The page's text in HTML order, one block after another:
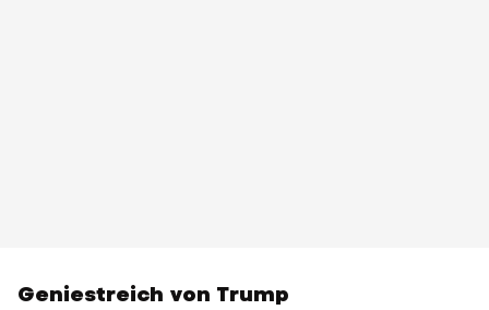
Geniestreich von Trump